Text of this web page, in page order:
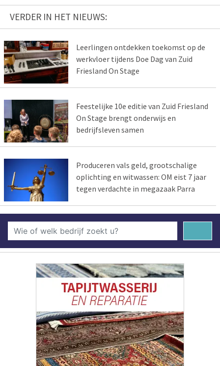
VERDER IN HET NIEUWS:
Leerlingen ontdekken toekomst op de
werkvloer tijdens Doe Dag van Zuid
Friesland On Stage
Feestelijke 10e editie van Zuid Friesland
On Stage brengt onderwijs en
bedrijfsleven samen
Produceren vals geld, grootschalige
oplichting en witwassen: OM eist 7 jaar
tegen verdachte in megazaak Parra